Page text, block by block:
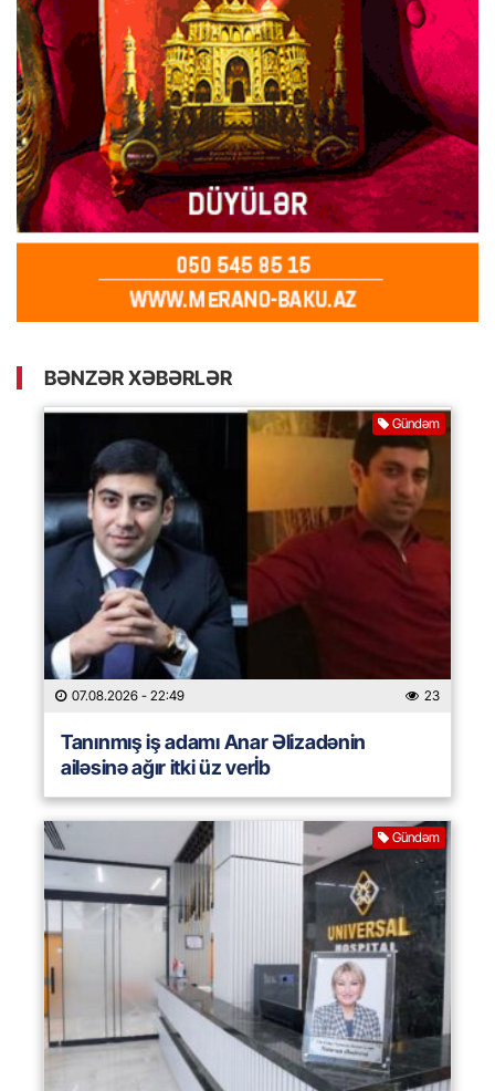
BƏNZƏR XƏBƏRLƏR
Gündəm
07.08.2026 - 22:49 23
Tanınmış iş adamı Anar Əlizadənin
ailəsinə ağır itki üz verİb
Gündəm